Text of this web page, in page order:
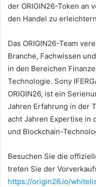
der ORIGIN26-Token an
den Handel zu
Das ORIGIN26-Team
Branche, Fachwissen
in den Bereichen
Technologie. Sony
ORIGIN26, ist ein
Jahren Erfahrung in der
acht Jahren Expertise in
und Blockchain-
Besuchen Sie die
treten Sie der
https://origin26.io/